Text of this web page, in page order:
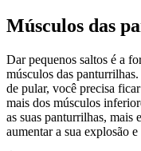
Músculos das
Dar pequenos saltos é a
músculos das
de pular, você precisa
mais dos músculos
as suas panturrilhas, mais
aumentar a sua explosão